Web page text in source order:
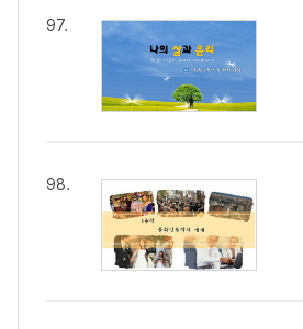
97.
98.